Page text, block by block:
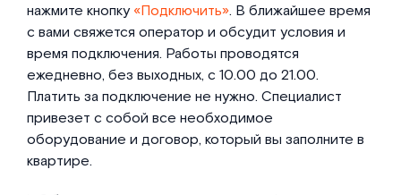
нажмите кнопку«Подключить». В ближайшее время
с вами свяжется оператор и обсудит условия и
время подключения. Работы проводятся
ежедневно, без выходных, с 10.00 до 21.00.
Платить за подключение не нужно. Специалист
привезет с собой все необходимое
оборудование и договор, который вы заполните в
квартире.